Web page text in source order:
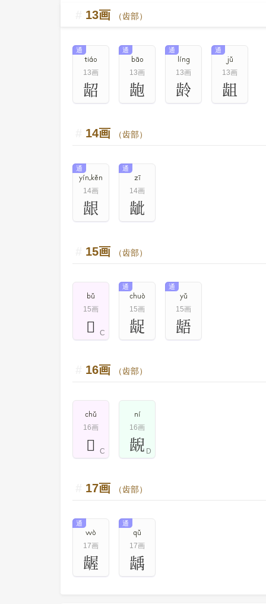
13画 （齿部）
tiáo
13画
通
龆
bāo
13画
通
龅
líng
13画
通
龄
jǔ
13画
通
龃
14画 （齿部）
yín,kěn
14画
通
龈
zī
14画
通
龇
15画 （齿部）
bǔ
15画
𫜫 C
chuò
15画
通
龊
yǔ
15画
通
龉
16画 （齿部）
chǔ
16画
𫜭 C
ní
16画
𫠜 D
17画 （齿部）
wò
17画
通
龌
qǔ
17画
通
龋